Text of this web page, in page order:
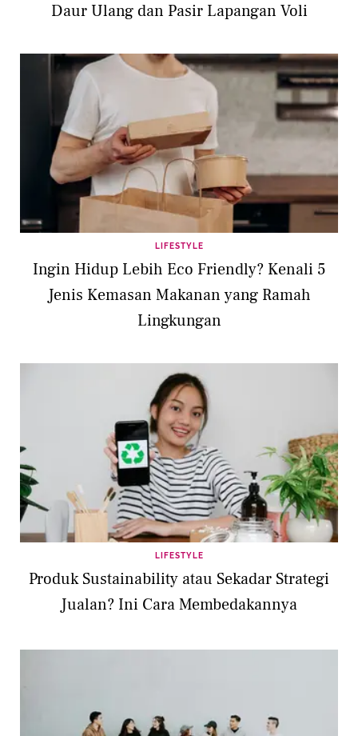
Daur Ulang dan Pasir Lapangan Voli
LIFESTYLE
Ingin Hidup Lebih Eco Friendly? Kenali 5
Jenis Kemasan Makanan yang Ramah
Lingkungan
LIFESTYLE
Produk Sustainability atau Sekadar Strategi
Jualan? Ini Cara Membedakannya